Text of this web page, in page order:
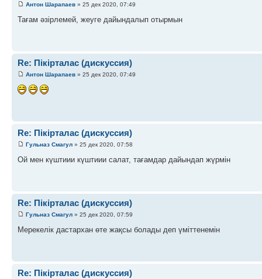
Антон Шарапаев » 25 дек 2020, 07:49
Тағам әзірлемей, жеуге дайындалып отырмын
Re: Пікірталас (дискуссия)
Антон Шарапаев » 25 дек 2020, 07:49
Re: Пікірталас (дискуссия)
Гульназ Смагул » 25 дек 2020, 07:58
Ой мен күштиии күштиии салат, тағамдар дайындап жүрмін
Re: Пікірталас (дискуссия)
Гульназ Смагул » 25 дек 2020, 07:59
Мерекелік дастархан өте жақсы болады деп үміттенемін
Re: Пікірталас (дискуссия)